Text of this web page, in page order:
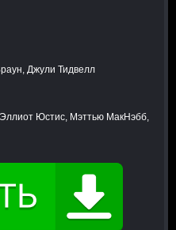
Джули Тидвелл
Юстис, Мэттью МакНэбб,